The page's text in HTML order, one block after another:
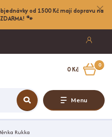
od 1500 Kč mají dopravu na
🐾
Menu
0
0 Kč
Rukka